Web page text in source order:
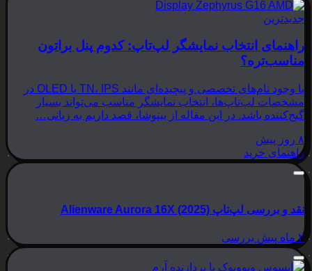
جدیدترین
راهنمای انتخاب نمایشگر لپ‌تاپ: کدوم پنل براتون
مناسب‌تره؟
با وجود نام‌های تخصصی و پیچیده‌ای مانند TN، IPS یا OLED در
مشخصات لپ‌تاپ‌ها، انتخاب نمایشگر مناسب می‌تواند بسیار
گیج‌کننده باشد. در این مقاله از بینوشا، قصد داریم به زبانی…
۸ روز پیش
راهنمای خرید
نقد و بررسی لپ‌تاپ Alienware Aurora 16X (2025)
۲ ماه پیش بررسی